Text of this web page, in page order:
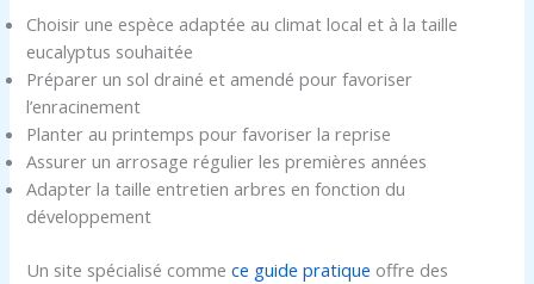
Choisir une espèce adaptée au climat local et à la taille
eucalyptus souhaitée
Préparer un sol drainé et amendé pour favoriser
l’enracinement
Planter au printemps pour favoriser la reprise
Assurer un arrosage régulier les premières années
Adapter la taille entretien arbres en fonction du
développement
Un site spécialisé commece guide pratique offre des